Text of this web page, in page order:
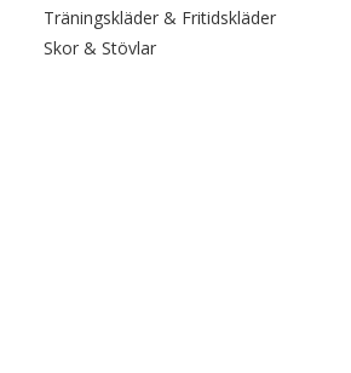
Träningskläder & FritidskläderFiltrera
Skor & StövlarFiltrera efter category: